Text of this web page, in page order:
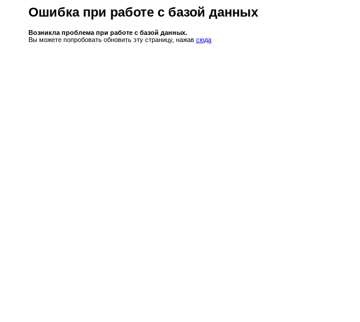
Ошибка при работе с базой данных
Возникла проблема при работе с базой данных.
Вы можете попробовать обновить эту страницу, нажав сюда